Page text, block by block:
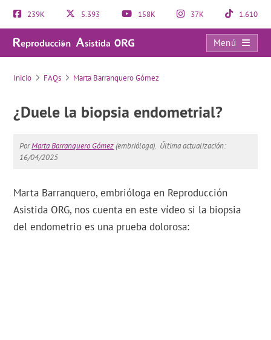
239K 5.393 158K 37K 1.610
Menú
FAQs
Inicio FAQs Marta Barranquero Gómez
¿Duele la biopsia endometrial?
PorMarta Barranquero Gómez(embrióloga). Última actualización:
16/04/2025
Marta Barranquero, embrióloga en Reproducción
Asistida ORG, nos cuenta en este vídeo si la biopsia
del endometrio es una prueba dolorosa: